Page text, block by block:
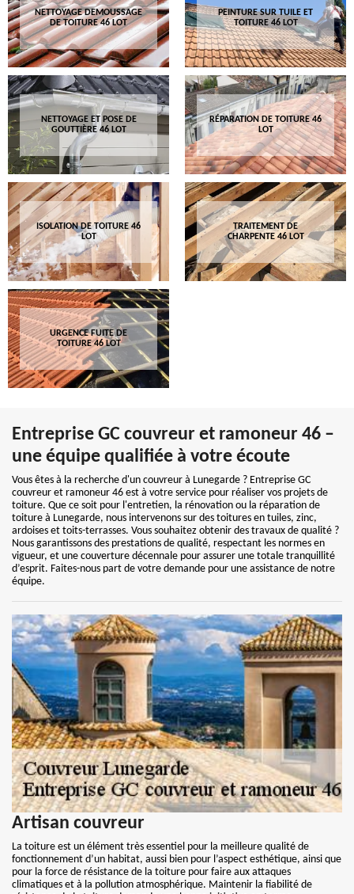
NETTOYAGE DEMOUSSAGE
DE TOITURE 46 LOT
PEINTURE SUR TUILE ET
TOITURE 46 LOT
NETTOYAGE ET POSE DE
GOUTTIÈRE 46 LOT
RÉPARATION DE TOITURE 46
LOT
ISOLATION DE TOITURE 46
LOT
TRAITEMENT DE
CHARPENTE 46 LOT
URGENCE FUITE DE
TOITURE 46 LOT
Entreprise GC couvreur et ramoneur 46 –
une équipe qualifiée à votre écoute
Vous êtes à la recherche d'un couvreur à Lunegarde ? Entreprise GC
couvreur et ramoneur 46 est à votre service pour réaliser vos projets de
toiture. Que ce soit pour l'entretien, la rénovation ou la réparation de
toiture à Lunegarde, nous intervenons sur des toitures en tuiles, zinc,
ardoises et toits-terrasses. Vous souhaitez obtenir des travaux de qualité ?
Nous garantissons des prestations de qualité, respectant les normes en
vigueur, et une couverture décennale pour assurer une totale tranquillité
d’esprit. Faites-nous part de votre demande pour une assistance de notre
équipe.
Artisan couvreur
La toiture est un élément très essentiel pour la meilleure qualité de
fonctionnement d’un habitat, aussi bien pour l’aspect esthétique, ainsi que
pour la force de résistance de la toiture pour faire aux attaques
climatiques et à la pollution atmosphérique. Maintenir la fiabilité de